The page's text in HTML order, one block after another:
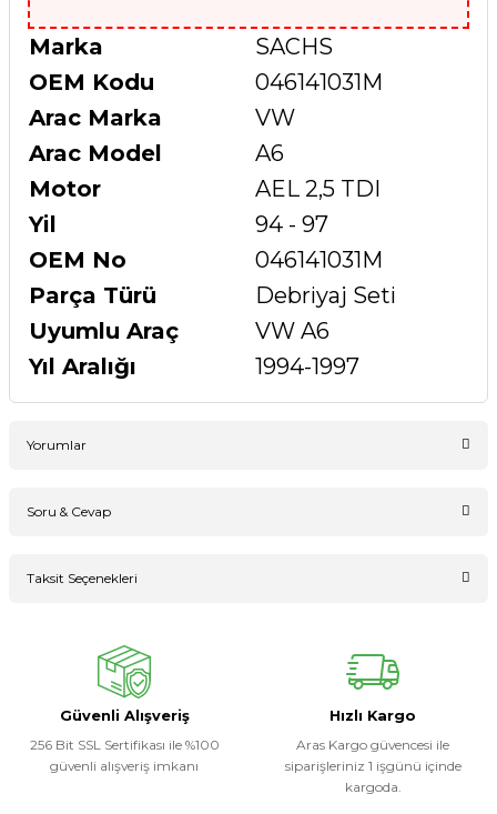
Marka
SACHS
OEM Kodu
046141031M
Arac Marka
VW
Arac Model
A6
Motor
AEL 2,5 TDI
Yil
94 - 97
OEM No
046141031M
Parça Türü
Debriyaj Seti
Uyumlu Araç
VW A6
Yıl Aralığı
1994-1997
Yorumlar
Soru & Cevap
Taksit Seçenekleri
Güvenli Alışveriş
256 Bit SSL Sertifikası ile %100
güvenli alışveriş imkanı
Hızlı Kargo
Aras Kargo güvencesi ile
siparişleriniz 1 işgünü içinde
kargoda.